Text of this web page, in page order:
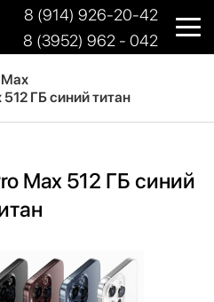
8 (914) 926-20-42
8 (3952) 962 - 042
ГБ синий титан
Max 512 ГБ синий